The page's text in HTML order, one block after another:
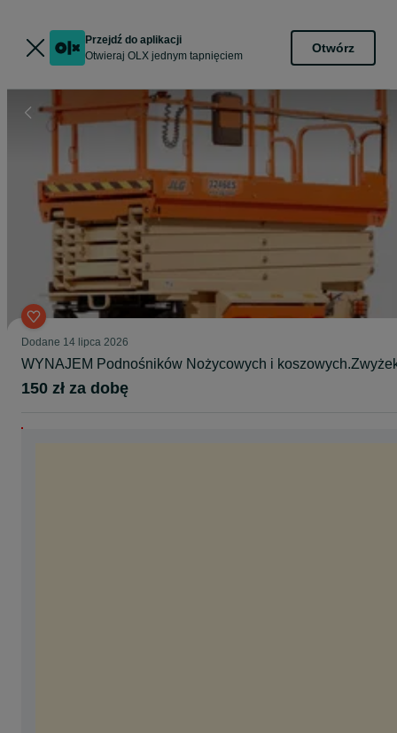
Przejdź do aplikacji
Otwieraj OLX jednym tapnięciem
Otwórz
Dodane 14 lipca 2026
WYNAJEM Podnośników Nożycowych i
150 zł za dobę